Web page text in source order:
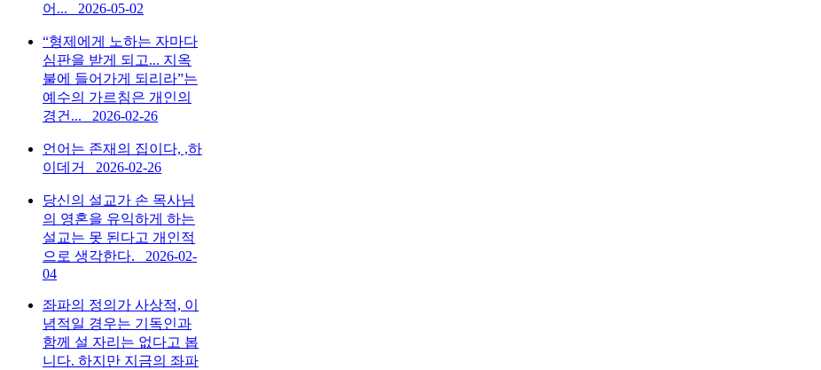
어...
2026-05-02
“형제에게 노하는 자마다
심판을 받게 되고... 지옥
불에 들어가게 되리라”는
예수의 가르침은 개인의
경건...
2026-02-26
언어는 존재의 집이다, ,하
이데거
2026-02-26
당신의 설교가 손 목사님
의 영혼을 유익하게 하는
설교는 못 된다고 개인적
으로 생각한다.
2026-02-
04
좌파의 정의가 사상적, 이
념적일 경우는 기독인과
함께 설 자리는 없다고 봅
니다. 하지만 지금의 좌파